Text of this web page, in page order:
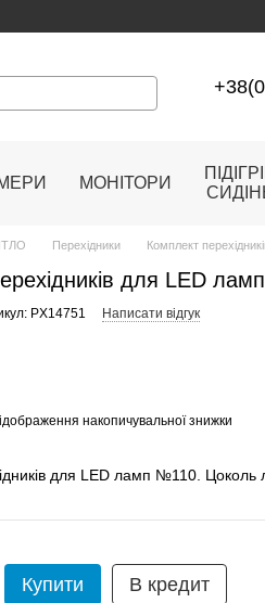
МОНІТОРИ
Перехідники Комплект
для LED
PX14751 Написати відгук
накопичувальної знижки
для LED ламп №110.
Купити В кредит